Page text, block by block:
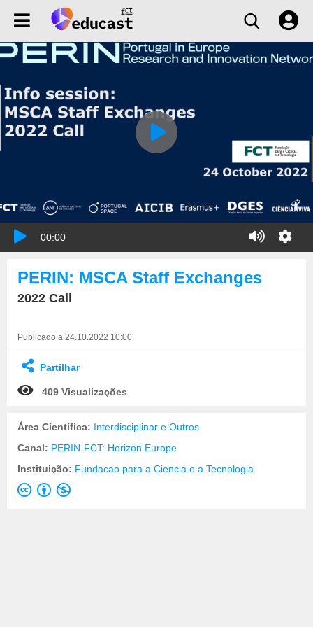
00:00
PERIN: MSCA Staff Exchanges
2022 Call
Publicado a 24.10.2022 10:00
Partilhar
409 Visualizações
Área Científica: Interdisciplinar e Outros
Canal: PERIN-FCT: Horizon Europe
Instituição: Fundacao para a Ciencia e a Tecnologia